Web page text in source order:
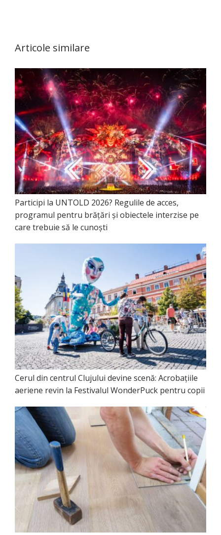
Articole similare
Participi la UNTOLD 2026? Regulile de acces,
programul pentru brățări și obiectele interzise pe
care trebuie să le cunoști
Cerul din centrul Clujului devine scenă: Acrobațiile
aeriene revin la Festivalul WonderPuck pentru copii